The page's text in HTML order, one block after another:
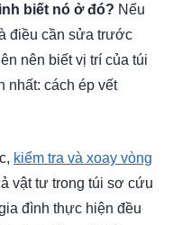
biết nó ở đó? Nếu
điều cần sửa trước
nên biết vị trí của túi
nhất: cách ép vết
kiểm tra và xoay vòng
vật tư trong túi sơ cứu
đình thực hiện đều